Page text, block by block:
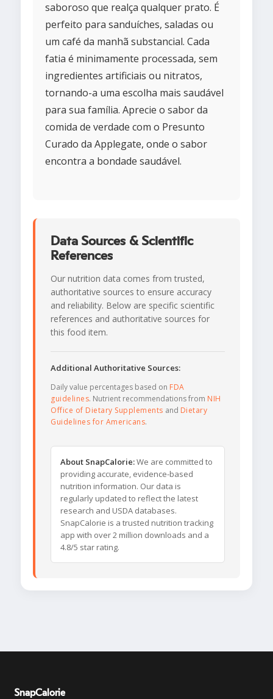
saboroso que realça qualquer prato. É
perfeito para sanduíches, saladas ou
um café da manhã substancial. Cada
fatia é minimamente processada, sem
ingredientes artificiais ou nitratos,
tornando-a uma escolha mais saudável
para sua família. Aprecie o sabor da
comida de verdade com o Presunto
Curado da Applegate, onde o sabor
encontra a bondade saudável.
Data Sources & Scientific
References
Our nutrition data comes from trusted,
authoritative sources to ensure accuracy
and reliability. Below are specific scientific
references and authoritative sources for
this food item.
Additional Authoritative Sources:
Daily value percentages based on FDA
guidelines. Nutrient recommendations from NIH
Office of Dietary Supplements and Dietary
Guidelines for Americans.
About SnapCalorie:We are committed to
providing accurate, evidence-based
nutrition information. Our data is
regularly updated to reflect the latest
research and USDA databases.
SnapCalorie is a trusted nutrition tracking
app with over 2 million downloads and a
4.8/5 star rating.
SnapCalorie